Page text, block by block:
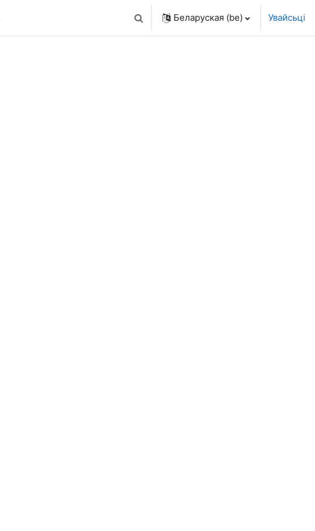
Пераключыць увод пошуку
Беларуская ‎(be)‎ Увайсьці